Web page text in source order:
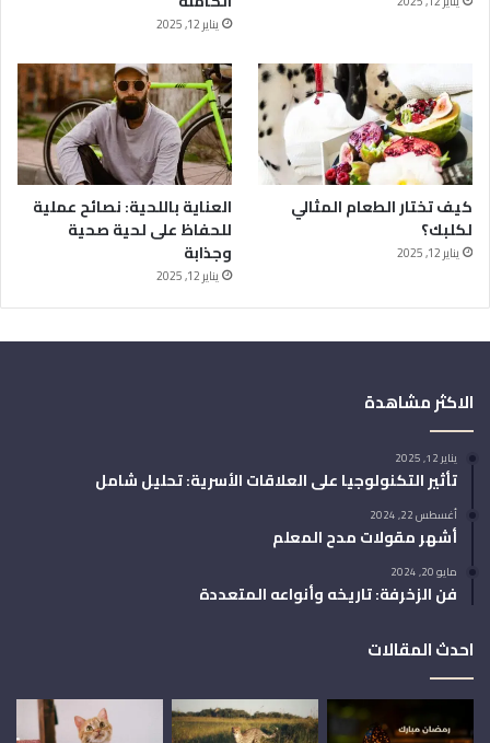
يناير 12, 2025
كيف تختار الطعام المثالي
لكلبك؟
يناير 12, 2025
العناية باللحية: نصائح عملية
للحفاظ على لحية صحية
وجذابة
يناير 12, 2025
الاكثر مشاهدة
يناير 12, 2025
تأثير التكنولوجيا على العلاقات الأسرية: تحليل شامل
أغسطس 22, 2024
أشهر مقولات مدح المعلم
مايو 20, 2024
فن الزخرفة: تاريخه وأنواعه المتعددة
احدث المقالات